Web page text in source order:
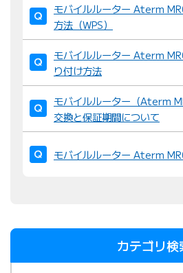
び
替
え
：
モバイルルーター Aterm
方法（WPS）
モバイルルーター Aterm
り付け方法
モバイルルーター（Aterm
交換と保証期間について
モバイルルーター Aterm
カテゴリ検